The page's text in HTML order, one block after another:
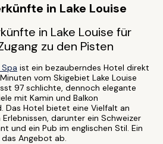
in Lake Louise
in Lake Louise für
zu den Pisten
ist ein bezauberndes Hotel direkt
vom Skigebiet Lake Louise
97 schlichte, dennoch elegante
mit Kamin und Balkon
Das Hotel bietet eine Vielfalt an
darunter ein Schweizer
und ein Pub im englischen Stil. Ein
Angebot ab.